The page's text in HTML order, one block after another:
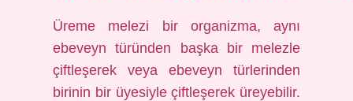
Üreme melezi bir organizma, aynı
ebeveyn türünden başka bir melezle
çiftleşerek veya ebeveyn türlerinden
birinin bir üyesiyle çiftleşerek üreyebilir.